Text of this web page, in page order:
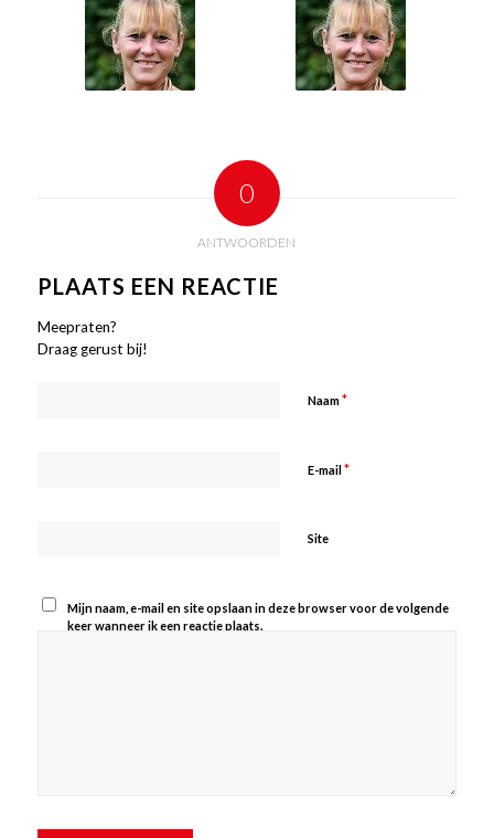
0
ANTWOORDEN
PLAATS EEN REACTIE
Meepraten?
Draag gerust bij!
Naam*
E-mail*
Site
Mijn naam, e-mail en site opslaan in deze browser voor de volgende
keer wanneer ik een reactie plaats.